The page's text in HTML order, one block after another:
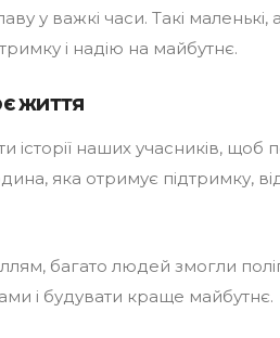
у важкі часи. Такі
і надію на майбутнє.
життя
історії наших учасників, щоб
яка отримує підтримку,
багато людей змогли
і будувати краще майбутнє.